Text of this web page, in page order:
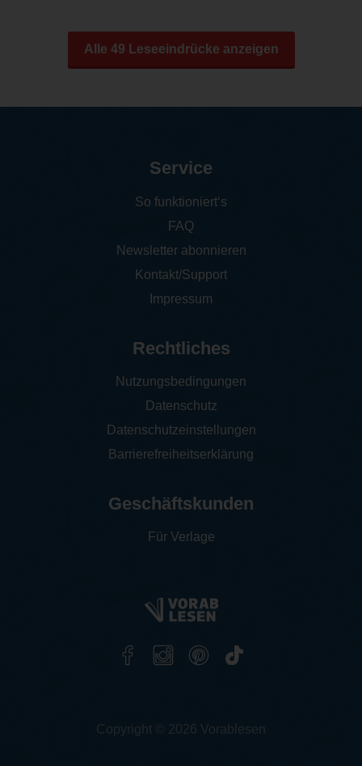
Alle 49 Leseeindrücke anzeigen
Service
So funktioniert‘s
FAQ
Newsletter abonnieren
Kontakt/Support
Impressum
Rechtliches
Nutzungsbedingungen
Datenschutz
Datenschutzeinstellungen
Barrierefreiheitserklärung
Geschäftskunden
Für Verlage
Copyright © 2026 Vorablesen